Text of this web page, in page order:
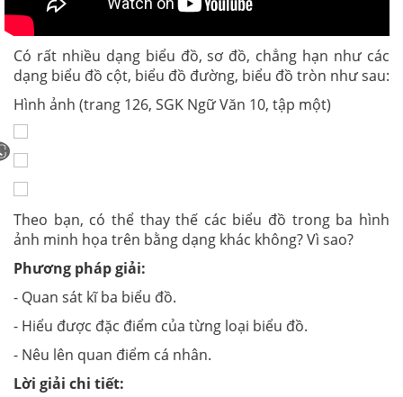
Có rất nhiều dạng biểu đồ, sơ đồ, chẳng hạn như các
dạng biểu đồ cột, biểu đồ đường, biểu đồ tròn như sau:
Hình ảnh (trang 126, SGK Ngữ Văn 10, tập một)
Theo bạn, có thể thay thế các biểu đồ trong ba hình
ảnh minh họa trên bằng dạng khác không? Vì sao?
Phương pháp giải:
- Quan sát kĩ ba biểu đồ.
- Hiểu được đặc điểm của từng loại biểu đồ.
- Nêu lên quan điểm cá nhân.
Lời giải chi tiết: